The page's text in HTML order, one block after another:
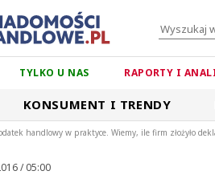
TYLKO U NAS RAPORTY I
KONSUMENT I TRENDY
handlowy w praktyce. Wiemy, ile firm złożyło
/ 05:00